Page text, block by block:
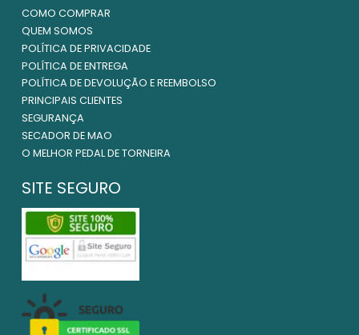
COMO COMPRAR
QUEM SOMOS
POLÍTICA DE PRIVACIDADE
POLÍTICA DE ENTREGA
POLÍTICA DE DEVOLUÇÃO E REEMBOLSO
PRINCIPAIS CLIENTES
SEGURANÇA
SECADOR DE MAO
O MELHOR PEDAL DE TORNEIRA
SITE SEGURO